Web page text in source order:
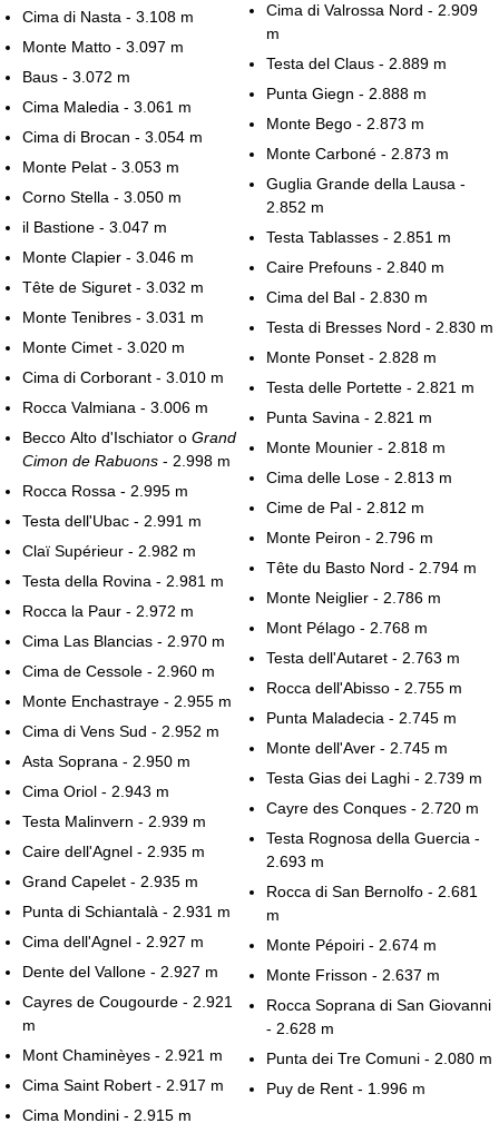
Cima di Nasta - 3.108 m
Monte Matto - 3.097 m
Baus - 3.072 m
Cima Maledia - 3.061 m
Cima di Brocan - 3.054 m
Monte Pelat - 3.053 m
Corno Stella - 3.050 m
il Bastione - 3.047 m
Monte Clapier - 3.046 m
Tête de Siguret - 3.032 m
Monte Tenibres - 3.031 m
Monte Cimet - 3.020 m
Cima di Corborant - 3.010 m
Rocca Valmiana - 3.006 m
Becco Alto d'Ischiator o Grand
Cimon de Rabuons - 2.998 m
Rocca Rossa - 2.995 m
Testa dell'Ubac - 2.991 m
Claï Supérieur - 2.982 m
Testa della Rovina - 2.981 m
Rocca la Paur - 2.972 m
Cima Las Blancias - 2.970 m
Cima de Cessole - 2.960 m
Monte Enchastraye - 2.955 m
Cima di Vens Sud - 2.952 m
Asta Soprana - 2.950 m
Cima Oriol - 2.943 m
Testa Malinvern - 2.939 m
Caire dell'Agnel - 2.935 m
Grand Capelet - 2.935 m
Punta di Schiantalà - 2.931 m
Cima dell'Agnel - 2.927 m
Dente del Vallone - 2.927 m
Cayres de Cougourde - 2.921
m
Mont Chaminèyes - 2.921 m
Cima Saint Robert - 2.917 m
Cima Mondini - 2.915 m
Cima di Valrossa Nord - 2.909
m
Testa del Claus - 2.889 m
Punta Giegn - 2.888 m
Monte Bego - 2.873 m
Monte Carboné - 2.873 m
Guglia Grande della Lausa -
2.852 m
Testa Tablasses - 2.851 m
Caire Prefouns - 2.840 m
Cima del Bal - 2.830 m
Testa di Bresses Nord - 2.830 m
Monte Ponset - 2.828 m
Testa delle Portette - 2.821 m
Punta Savina - 2.821 m
Monte Mounier - 2.818 m
Cima delle Lose - 2.813 m
Cime de Pal - 2.812 m
Monte Peiron - 2.796 m
Tête du Basto Nord - 2.794 m
Monte Neiglier - 2.786 m
Mont Pélago - 2.768 m
Testa dell'Autaret - 2.763 m
Rocca dell'Abisso - 2.755 m
Punta Maladecia - 2.745 m
Monte dell'Aver - 2.745 m
Testa Gias dei Laghi - 2.739 m
Cayre des Conques - 2.720 m
Testa Rognosa della Guercia -
2.693 m
Rocca di San Bernolfo - 2.681
m
Monte Pépoiri - 2.674 m
Monte Frisson - 2.637 m
Rocca Soprana di San Giovanni
- 2.628 m
Punta dei Tre Comuni - 2.080 m
Puy de Rent - 1.996 m